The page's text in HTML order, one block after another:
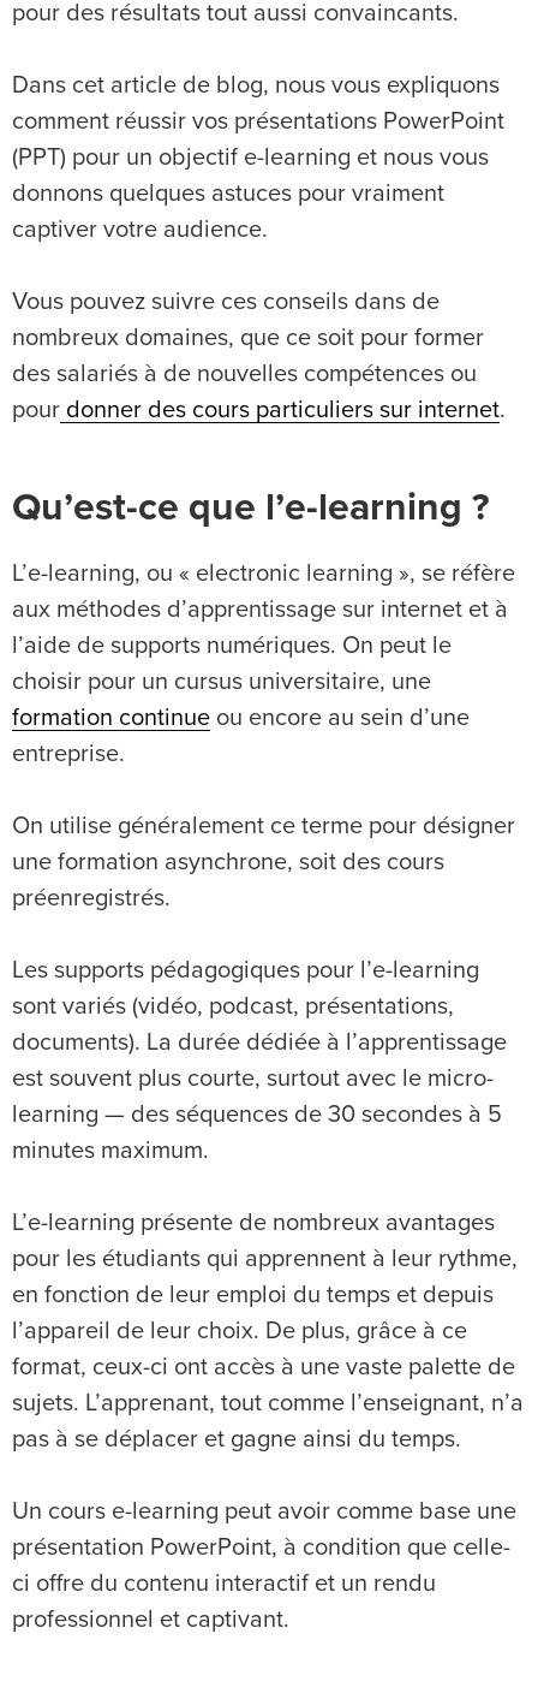
pour des résultats tout aussi convaincants.
Dans cet article de blog, nous vous expliquons
comment réussir vos présentations PowerPoint
(PPT) pour un objectif e-learning et nous vous
donnons quelques astuces pour vraiment
captiver votre audience.
Vous pouvez suivre ces conseils dans de
nombreux domaines, que ce soit pour former
des salariés à de nouvelles compétences ou
pour donner des cours particuliers sur internet.
Qu’est-ce que l’e-learning ?
L’e-learning, ou « electronic learning », se réfère
aux méthodes d’apprentissage sur internet et à
l’aide de supports numériques. On peut le
choisir pour un cursus universitaire, une
formation continue ou encore au sein d’une
entreprise.
On utilise généralement ce terme pour désigner
une formation asynchrone, soit des cours
préenregistrés.
Les supports pédagogiques pour l’e-learning
sont variés (vidéo, podcast, présentations,
documents). La durée dédiée à l’apprentissage
est souvent plus courte, surtout avec le micro-
learning — des séquences de 30 secondes à 5
minutes maximum.
L’e-learning présente de nombreux avantages
pour les étudiants qui apprennent à leur rythme,
en fonction de leur emploi du temps et depuis
l’appareil de leur choix. De plus, grâce à ce
format, ceux-ci ont accès à une vaste palette de
sujets. L’apprenant, tout comme l’enseignant, n’a
pas à se déplacer et gagne ainsi du temps.
Un cours e-learning peut avoir comme base une
présentation PowerPoint, à condition que celle-
ci offre du contenu interactif et un rendu
professionnel et captivant.